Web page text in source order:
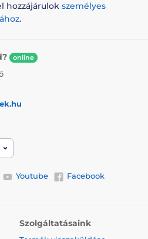
hozzájárulok személyes
.
online
Youtube
Facebook
Szolgáltatásaink